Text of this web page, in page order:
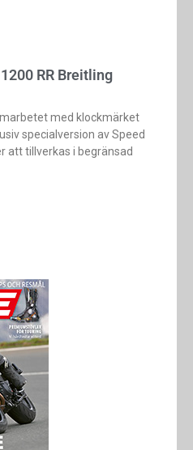
RR Breitling
med klockmärket
specialversion av Speed
att tillverkas i begränsad